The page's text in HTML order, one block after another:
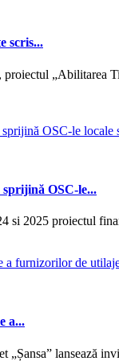
scris...
„Abilitarea
OSC-le...
si 2025 proiectul
a...
„Șansa” lansează